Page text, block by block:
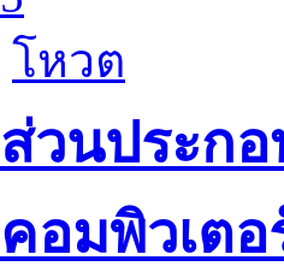
โหวต
ส่วนประก
คอมพิวเตอ